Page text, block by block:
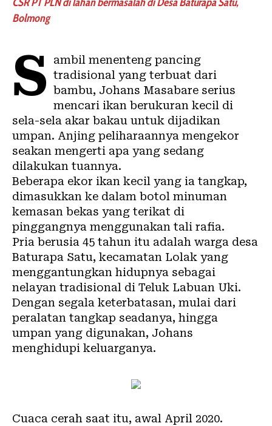
Bolmong
S
ambil menenteng pancing
tradisional yang terbuat dari
bambu, Johans Masabare serius
mencari ikan berukuran kecil di
sela-sela akar bakau untuk dijadikan
umpan. Anjing peliharaannya mengekor
seakan mengerti apa yang sedang
dilakukan tuannya.
Beberapa ekor ikan kecil yang ia tangkap,
dimasukkan ke dalam botol minuman
kemasan bekas yang terikat di
pinggangnya menggunakan tali rafia.
Pria berusia 45 tahun itu adalah warga desa
Baturapa Satu, kecamatan Lolak yang
menggantungkan hidupnya sebagai
nelayan tradisional di Teluk Labuan Uki.
Dengan segala keterbatasan, mulai dari
peralatan tangkap seadanya, hingga
umpan yang digunakan, Johans
menghidupi keluarganya.
Cuaca cerah saat itu, awal April 2020.